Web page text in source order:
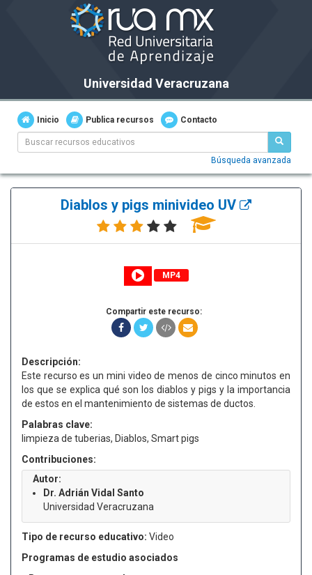
Universidad Veracruzana
Inicio Publica recursos Contacto
Búsqueda avanzada
Diablos y pigs minivideo UV
MP4
Compartir este recurso:
Descripción:
Este recurso es un mini video de menos de cinco minutos en
los que se explica qué son los diablos y pigs y la importancia
de estos en el mantenimiento de sistemas de ductos.
Palabras clave:
limpieza de tuberias, Diablos, Smart pigs
Contribuciones:
Autor:
Dr. Adrián Vidal Santo
Universidad Veracruzana
Tipo de recurso educativo: Video
Programas de estudio asociados